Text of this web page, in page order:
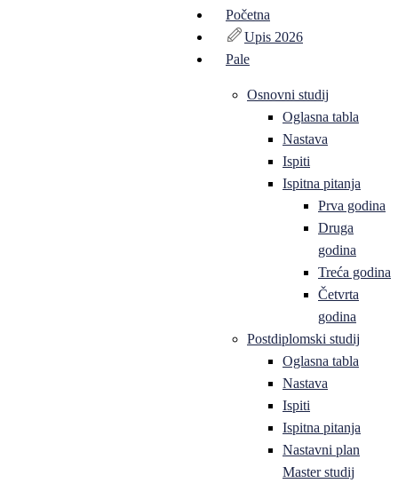
Početna
Upis 2026
Pale
Osnovni studij
Oglasna tabla
Nastava
Ispiti
Ispitna pitanja
Prva godina
Druga
godina
Treća godina
Četvrta
godina
Postdiplomski studij
Oglasna tabla
Nastava
Ispiti
Ispitna pitanja
Nastavni plan
Master studij